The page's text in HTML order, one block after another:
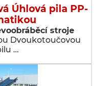
Úhlová pila PP-
stroje
Dvoukotoučovou
…